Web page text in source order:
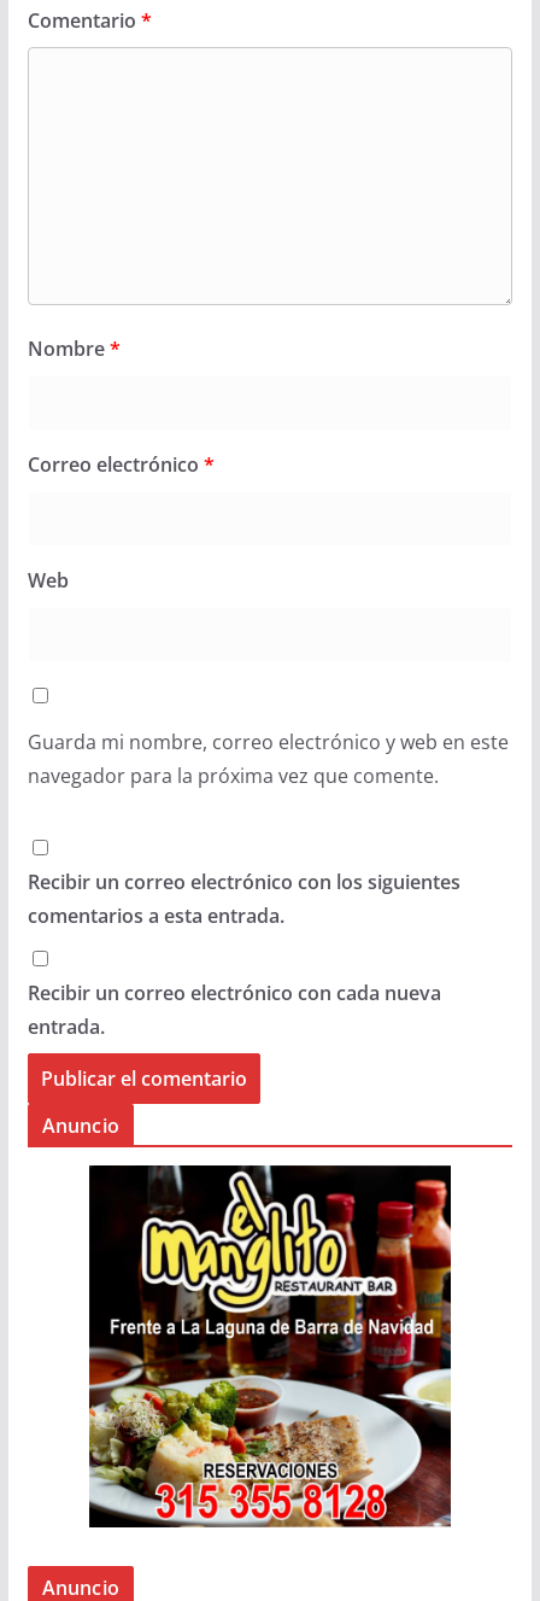
Comentario *
Nombre*
Correo electrónico *
Web
Guarda mi nombre, correo electrónico y web en este
navegador para la próxima vez que comente.
Recibir un correo electrónico con los siguientes
comentarios a esta entrada.
Recibir un correo electrónico con cada nueva
entrada.
Anuncio
Anuncio